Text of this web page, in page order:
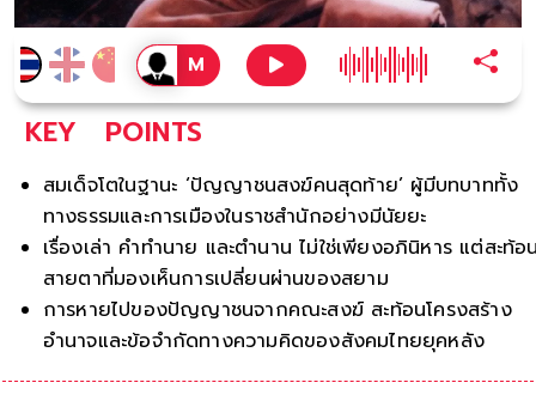
KEY POINTS
สมเด็จโตในฐานะ ‘ปัญญาชนสงฆ์คนสุดท้าย’ ผู้มีบทบาททั้ง
ทางธรรมและการเมืองในราชสำนักอย่างมีนัยยะ
เรื่องเล่า คำทำนาย และตำนาน ไม่ใช่เพียงอภินิหาร แต่สะท้อ
สายตาที่มองเห็นการเปลี่ยนผ่านของสยาม
การหายไปของปัญญาชนจากคณะสงฆ์ สะท้อนโครงสร้าง
อำนาจและข้อจำกัดทางความคิดของสังคมไทยยุคหลัง